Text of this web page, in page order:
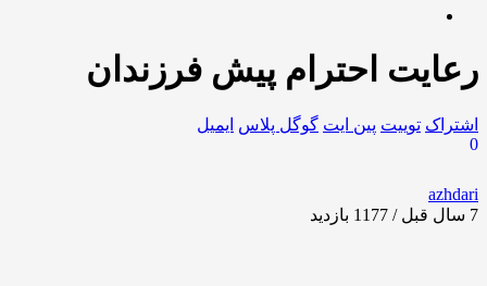
رعایت احترام پیش فرزندان
اشتراک توییت پین ایت گوگل‌ پلاس ایمیل
0
azhdari
7 سال قبل / 1177
بازدید